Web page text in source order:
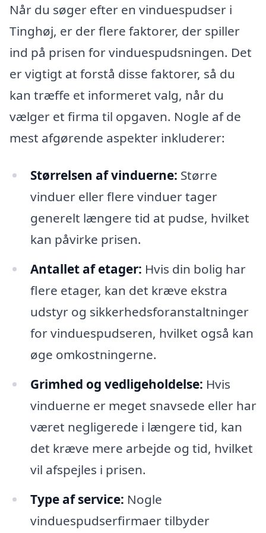
Når du søger efter en vinduespudser i
Tinghøj, er der flere faktorer, der spiller
ind på prisen for vinduespudsningen. Det
er vigtigt at forstå disse faktorer, så du
kan træffe et informeret valg, når du
vælger et firma til opgaven. Nogle af de
mest afgørende aspekter inkluderer:
Størrelsen af vinduerne: Større
vinduer eller flere vinduer tager
generelt længere tid at pudse, hvilket
kan påvirke prisen.
Antallet af etager: Hvis din bolig har
flere etager, kan det kræve ekstra
udstyr og sikkerhedsforanstaltninger
for vinduespudseren, hvilket også kan
øge omkostningerne.
Grimhed og vedligeholdelse: Hvis
vinduerne er meget snavsede eller har
været negligerede i længere tid, kan
det kræve mere arbejde og tid, hvilket
vil afspejles i prisen.
Type af service: Nogle
vinduespudserfirmaer tilbyder